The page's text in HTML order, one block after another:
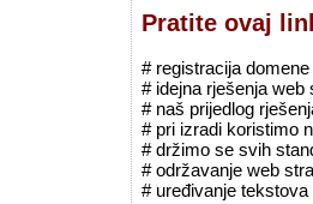
Pratite ovaj
# registracija
# idejna rješenja web
# naš prijedlog
# pri izradi koristimo
# držimo se svih
# održavanje web
# uređivanje